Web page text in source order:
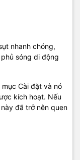
nhanh chóng,
sóng di động
Cài đặt và nó
kích hoạt. Nếu
đã trở nên quen